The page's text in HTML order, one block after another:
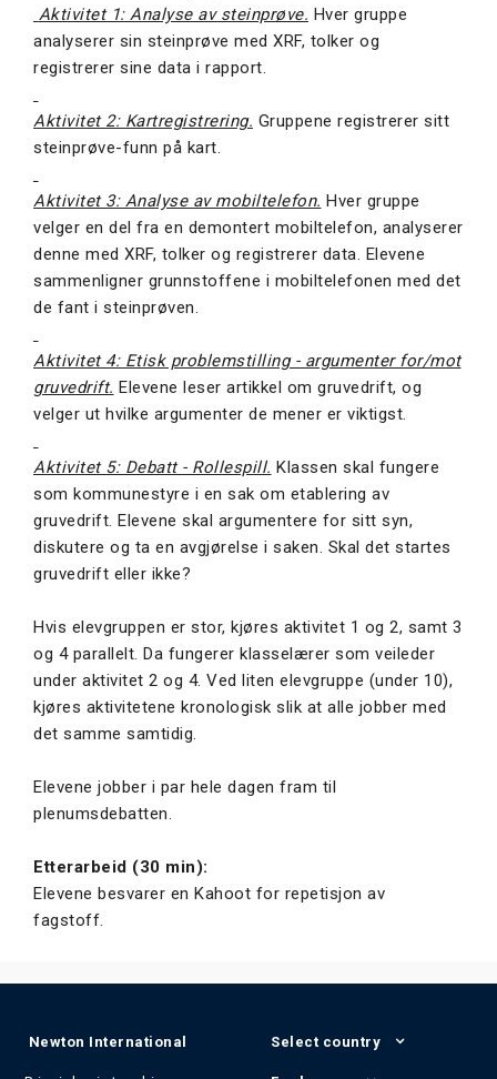
Aktivitet 1: Analyse av steinprøve. Hver gruppe
analyserer sin steinprøve med XRF, tolker og
registrerer sine data i rapport.
Aktivitet 2: Kartregistrering. Gruppene registrerer sitt
steinprøve-funn på kart.
Aktivitet 3: Analyse av mobiltelefon. Hver gruppe
velger en del fra en demontert mobiltelefon, analyserer
denne med XRF, tolker og registrerer data. Elevene
sammenligner grunnstoffene i mobiltelefonen med det
de fant i steinprøven.
Aktivitet 4: Etisk problemstilling - argumenter for/mot
gruvedrift. Elevene leser artikkel om gruvedrift, og
velger ut hvilke argumenter de mener er viktigst.
Aktivitet 5: Debatt - Rollespill. Klassen skal fungere
som kommunestyre i en sak om etablering av
gruvedrift. Elevene skal argumentere for sitt syn,
diskutere og ta en avgjørelse i saken. Skal det startes
gruvedrift eller ikke?
Hvis elevgruppen er stor, kjøres aktivitet 1 og 2, samt 3
og 4 parallelt. Da fungerer klasselærer som veileder
under aktivitet 2 og 4. Ved liten elevgruppe (under 10),
kjøres aktivitetene kronologisk slik at alle jobber med
det samme samtidig.
Elevene jobber i par hele dagen fram til
plenumsdebatten.
Etterarbeid (30 min):
Elevene besvarer en Kahoot for repetisjon av
fagstoff.
Newton International Select country